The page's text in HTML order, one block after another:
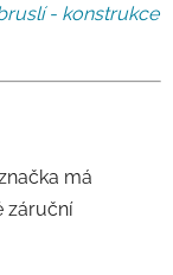
- konstrukce
má
záruční